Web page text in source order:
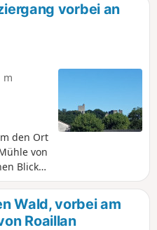
vorbei an
m
den Ort
von
Blick
bietet.
Wald, vorbei am
Roaillan